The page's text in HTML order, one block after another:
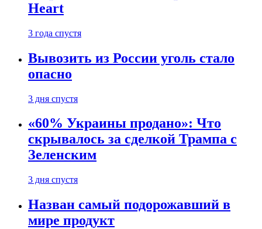
Heart
3 года спустя
Вывозить из России уголь стало
опасно
3 дня спустя
«60% Украины продано»: Что
скрывалось за сделкой Трампа с
Зеленским
3 дня спустя
Назван самый подорожавший в
мире продукт